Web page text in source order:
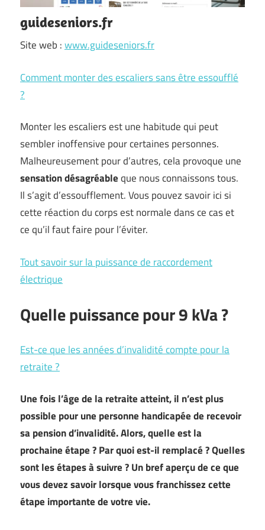
guideseniors.fr
Site web :www.guideseniors.fr
Comment monter des escaliers sans être essoufflé
?
Monter les escaliers est une habitude qui peut
sembler inoffensive pour certaines personnes.
Malheureusement pour d’autres, cela provoque une
sensation désagréableque nous connaissons tous.
Il s’agit d’essoufflement. Vous pouvez savoir ici si
cette réaction du corps est normale dans ce cas et
ce qu’il faut faire pour l’éviter.
Tout savoir sur la puissance de raccordement
électrique
Quelle puissance pour 9 kVa ?
Est-ce que les années d’invalidité compte pour la
retraite ?
Une fois l’âge de la retraite atteint, il n’est plus
possible pour une personne handicapée de recevoir
sa pension d’invalidité. Alors, quelle est la
prochaine étape ? Par quoi est-il remplacé ? Quelles
sont les étapes à suivre ? Un bref aperçu de ce que
vous devez savoir lorsque vous franchissez cette
étape importante de votre vie.